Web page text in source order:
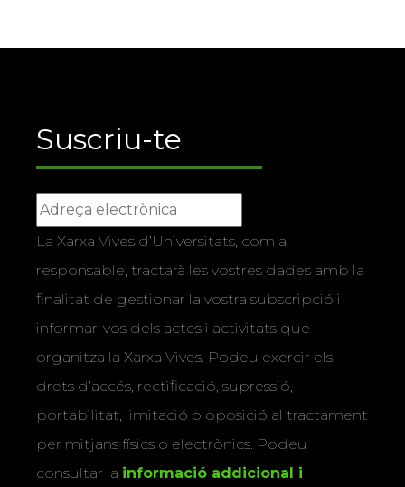
Suscriu-te
La Xarxa Vives d’Universitats, com a
responsable, tractarà les vostres dades amb la
finalitat de gestionar la vostra subscripció i
informar-vos dels actes i activitats que
organitza la Xarxa Vives. Podeu exercir els
drets d’accés, rectificació, supressió,
portabilitat, limitació o oposició al tractament
per mitjans físics o electrònics. Podeu
consultar la informació addicional i